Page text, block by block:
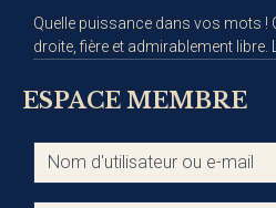
Quelle puissance dans vos mots !
droite, fière et admirablement libre.
ESPACE MEMBRE